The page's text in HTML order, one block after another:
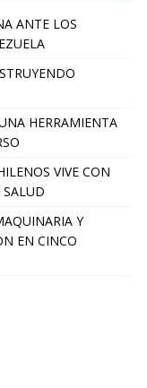
ANTE LOS
HERRAMIENTA
VIVE CON
SALUD
Y
EN CINCO